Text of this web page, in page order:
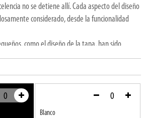
no se detiene allí. Cada aspecto del diseño
considerado, desde la funcionalidad
como el diseño de la tapa, han sido
para complementar la experiencia del usuario.
hasta su diseño moderno y ergonómico, cada
la dedicación a la artesanía y la innovación.
adquieres un simple marcador de pintura, sino que
Blanco